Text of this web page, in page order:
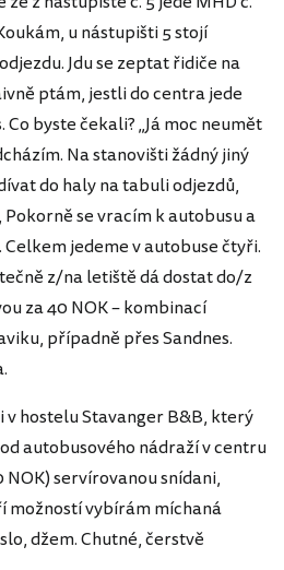
u nástupišti 5 stojí
Jdu se zeptat řidiče na
ptám, jestli do centra jede
byste čekali? „Já moc neumět
Na stanovišti žádný jiný
do haly na tabuli odjezdů,
se vracím k autobusu a
jedeme v autobuse čtyři.
z/na letiště dá dostat do/z
za 40 NOK – kombinací
případně přes Sandnes.
v hostelu Stavanger B&B, který
autobusového nádraží v centru
servírovanou snídani,
možností vybírám míchaná
džem. Chutné, čerstvě